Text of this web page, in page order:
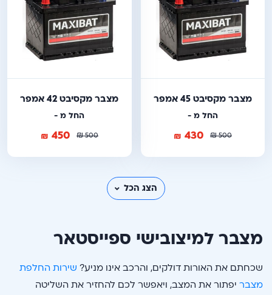
מצבר מקסיבט 45 אמפר
החל מ -
500
₪
430
₪
מצבר מקסיבט 42 אמפר
החל מ -
500
₪
450
₪
הצג הכל
מצבר למיצובישי ספייסטאר
שכחתם את האורות דולקים, והרכב אינו מניע? שירות החלפת
מצבר יפתור את המצב, ויאפשר לכם להחזיר את השליטה